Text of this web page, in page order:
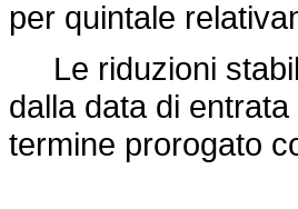
per quintale
Le riduzioni
dalla data di
termine prorogato